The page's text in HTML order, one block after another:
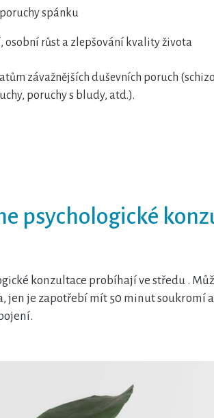
poruchy spánku
osobní růst a zlepšování kvality života
závažnějších duševních poruch
poruchy s bludy, atd.).
psychologické
konzultace probíhají ve středu .
jen je zapotřebí mít 50 minut soukromí